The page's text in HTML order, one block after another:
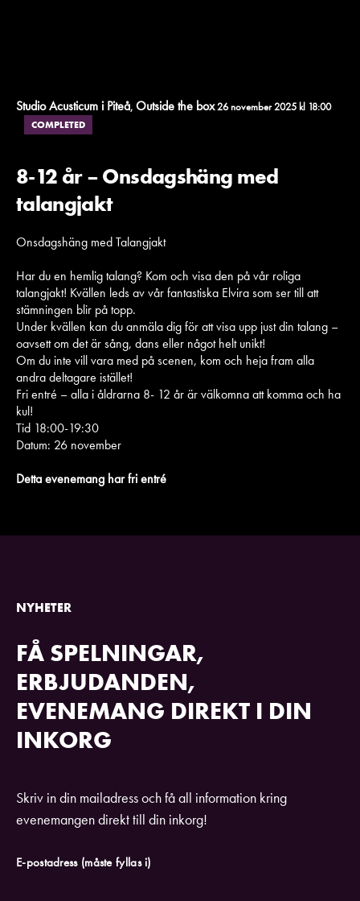
Studio Acusticum i Piteå, Outside the box26 november 2025 kl 18:00
COMPLETED
8-12 år – Onsdagshäng med
talangjakt
Onsdagshäng med Talangjakt
Har du en hemlig talang? Kom och visa den på vår roliga
talangjakt! Kvällen leds av vår fantastiska Elvira som ser till att
stämningen blir på topp.
Under kvällen kan du anmäla dig för att visa upp just din talang –
oavsett om det är sång, dans eller något helt unikt!
Om du inte vill vara med på scenen, kom och heja fram alla
andra deltagare istället!
Fri entré – alla i åldrarna 8- 12 år är välkomna att komma och ha
kul!
Tid 18:00-19:30
Datum: 26 november
Detta evenemang har fri entré
NYHETER
FÅ SPELNINGAR,
ERBJUDANDEN,
EVENEMANG DIREKT I DIN
INKORG
Skriv in din mailadress och få all information kring
evenemangen direkt till din inkorg!
E-postadress (måste fyllas i)